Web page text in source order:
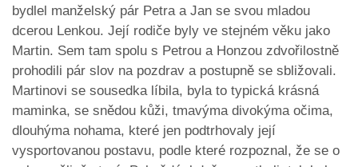
bydlel manželský pár Petra a Jan se svou mladou
dcerou Lenkou. Její rodiče byly ve stejném věku jako
Martin. Sem tam spolu s Petrou a Honzou zdvořilostně
prohodili pár slov na pozdrav a postupně se sbližovali.
Martinovi se sousedka líbila, byla to typická krásná
maminka, se snědou kůži, tmavýma divokýma očima,
dlouhýma nohama, které jen podtrhovaly její
vysportovanou postavu, podle které rozpoznal, že se o